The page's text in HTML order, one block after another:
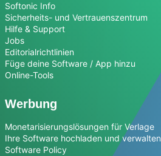
Softonic Info
Sicherheits- und Vertrauenszentrum
Hilfe & Support
Jobs
Editorialrichtlinien
Füge deine Software / App hinzu
Online-Tools
Werbung
Monetarisierungslösungen für Verlage
Ihre Software hochladen und verwalten
Software Policy